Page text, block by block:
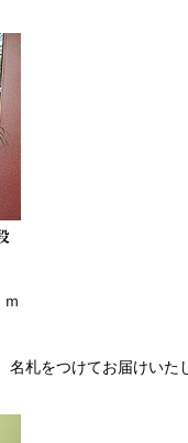
名札をつけてお届けいた